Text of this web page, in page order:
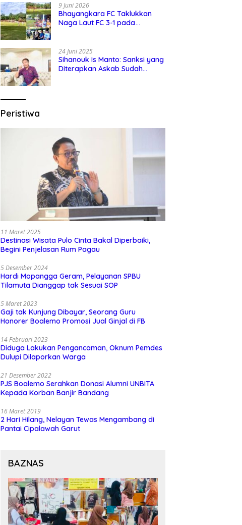
9 Juni 2026
Bhayangkara FC Taklukkan
Naga Laut FC 3-1 pada
24 Juni 2025
Sihanouk Is Manto: Sanksi yang
Diterapkan Askab Sudah
Peristiwa
11 Maret 2025
Destinasi Wisata Pulo Cinta Bakal Diperbaiki,
Begini Penjelasan Rum Pagau
5 Desember 2024
Hardi Mopangga Geram, Pelayanan SPBU
Tilamuta Dianggap tak Sesuai SOP
5 Maret 2023
Gaji tak Kunjung Dibayar, Seorang Guru
Honorer Boalemo Promosi Jual Ginjal di FB
14 Februari 2023
Diduga Lakukan Pengancaman, Oknum Pemdes
Dulupi Dilaporkan Warga
21 Desember 2022
PJS Boalemo Serahkan Donasi Alumni UNBITA
Kepada Korban Banjir Bandang
16 Maret 2019
2 Hari Hilang, Nelayan Tewas Mengambang di
Pantai Cipalawah Garut
BAZNAS